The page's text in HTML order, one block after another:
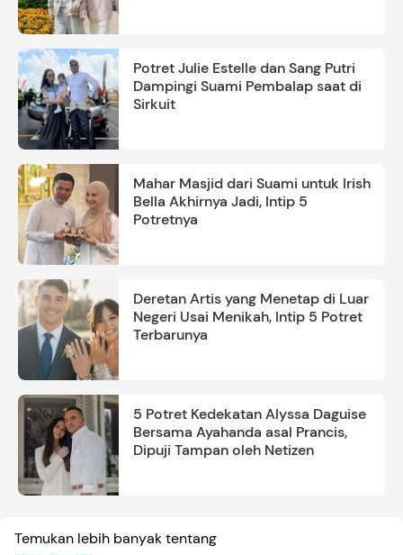
Potret Julie Estelle dan Sang Putri
Dampingi Suami Pembalap saat di
Sirkuit
Mahar Masjid dari Suami untuk Irish
Bella Akhirnya Jadi, Intip 5
Potretnya
Deretan Artis yang Menetap di Luar
Negeri Usai Menikah, Intip 5 Potret
Terbarunya
5 Potret Kedekatan Alyssa Daguise
Bersama Ayahanda asal Prancis,
Dipuji Tampan oleh Netizen
Temukan lebih banyak tentang